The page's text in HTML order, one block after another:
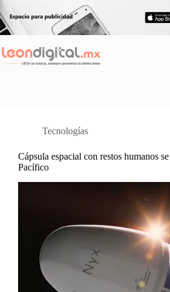
al
contenido
Tecnologías
Cápsula espacial con restos humanos
Pacífico